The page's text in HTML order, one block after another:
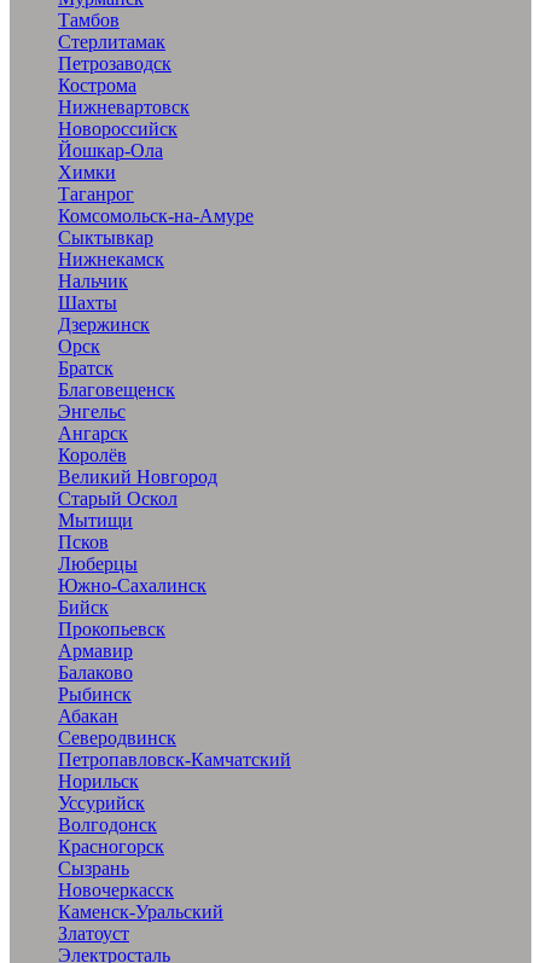
Тамбов
Стерлитамак
Петрозаводск
Кострома
Нижневартовск
Новороссийск
Йошкар-Ола
Химки
Таганрог
Комсомольск-на-Амуре
Сыктывкар
Нижнекамск
Нальчик
Шахты
Дзержинск
Орск
Братск
Благовещенск
Энгельс
Ангарск
Королёв
Великий Новгород
Старый Оскол
Мытищи
Псков
Люберцы
Южно-Сахалинск
Бийск
Прокопьевск
Армавир
Балаково
Рыбинск
Абакан
Северодвинск
Петропавловск-Камчатский
Норильск
Уссурийск
Волгодонск
Красногорск
Сызрань
Новочеркасск
Каменск-Уральский
Златоуст
Электросталь